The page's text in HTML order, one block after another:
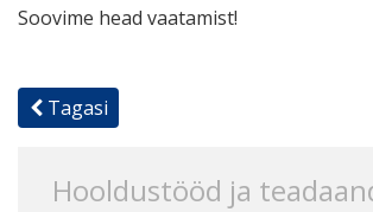
Soovime head vaatamist!
Tagasi
Hooldustööd ja